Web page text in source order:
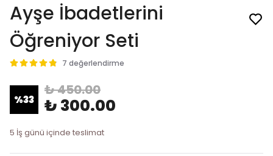
Ayşe İbadetlerini
Öğreniyor Seti
7 değerlendirme
%33
₺ 450.00
₺ 300.00
5 İş günü içinde teslimat